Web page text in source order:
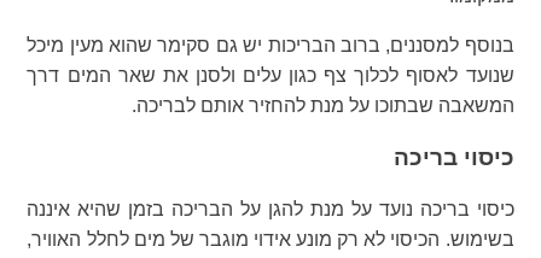
בנוסף למסננים, ברוב הבריכות יש גם סקימר שהוא מעין מיכל
שנועד לאסוף לכלוך צף כגון עלים ולסנן את שאר המים דרך
המשאבה שבתוכו על מנת להחזיר אותם לבריכה.
כיסוי בריכה
כיסוי בריכה נועד על מנת להגן על הבריכה בזמן שהיא איננה
בשימוש. הכיסוי לא רק מונע אידוי מוגבר של מים לחלל האוויר,